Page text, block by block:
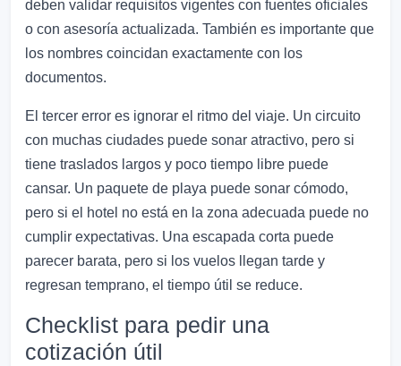
deben validar requisitos vigentes con fuentes oficiales
o con asesoría actualizada. También es importante que
los nombres coincidan exactamente con los
documentos.
El tercer error es ignorar el ritmo del viaje. Un circuito
con muchas ciudades puede sonar atractivo, pero si
tiene traslados largos y poco tiempo libre puede
cansar. Un paquete de playa puede sonar cómodo,
pero si el hotel no está en la zona adecuada puede no
cumplir expectativas. Una escapada corta puede
parecer barata, pero si los vuelos llegan tarde y
regresan temprano, el tiempo útil se reduce.
Checklist para pedir una
cotización útil